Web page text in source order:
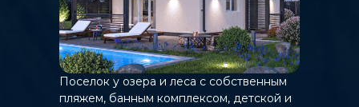
Поселок у озера и леса с собственным
пляжем, банным комплексом, детской и